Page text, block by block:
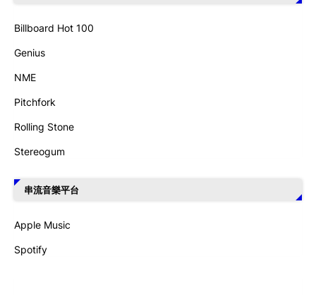
Billboard Hot 100
Genius
NME
Pitchfork
Rolling Stone
Stereogum
串流音樂平台
Apple Music
Spotify